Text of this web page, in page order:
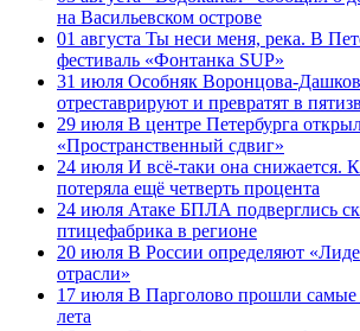
на Васильевском острове
01 августа Ты неси меня, река. В
фестиваль «Фонтанка SUP»
31 июля Особняк Воронцова-
отреставрируют и превратят в
29 июля В центре Петербурга
«Пространственный сдвиг»
24 июля И всё-таки она снижается.
потеряла ещё четверть процента
24 июля Атаке БПЛА подверглись
птицефабрика в регионе
20 июля В России определяют
отрасли»
17 июля В Парголово прошли самые
лета